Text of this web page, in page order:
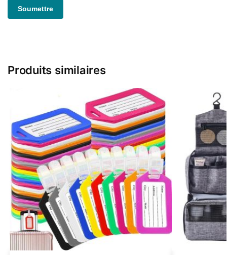
Produits similaires